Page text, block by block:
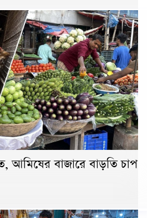
আমিষের বাজারে বাড়তি চাপ